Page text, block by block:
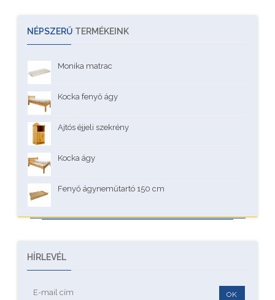
NÉPSZERŰ TERMÉKEINK
Monika matrac
Kocka fenyő ágy
Ajtós éjjeli szekrény
Kocka ágy
Fenyő ágyneműtartó 150 cm
HÍRLEVÉL
OK